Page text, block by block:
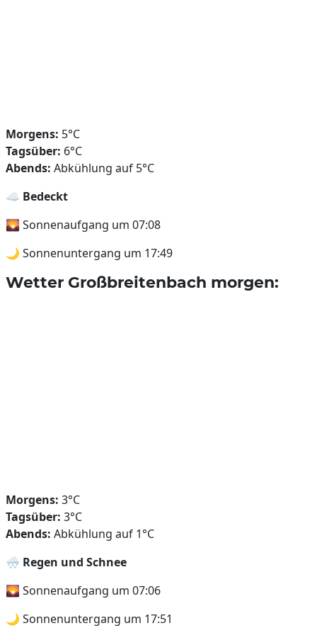
Morgens: 5°C
Tagsüber: 6°C
Abends: Abkühlung auf 5°C
☁️ Bedeckt
🌄 Sonnenaufgang um 07:08
🌙 Sonnenuntergang um 17:49
Wetter Großbreitenbach morgen:
Morgens: 3°C
Tagsüber: 3°C
Abends: Abkühlung auf 1°C
🌨️ Regen und Schnee
🌄 Sonnenaufgang um 07:06
🌙 Sonnenuntergang um 17:51